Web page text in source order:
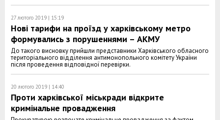
27 лютого 2019 | 15:19
Нові тарифи на проїзд у харківському метро
формувались з порушеннями – АКМУ
До такого висновку прийшли представники Харківського обласного
територіального відділення антимонопольного комітету України
після проведення відповідної перевірки.
20 лютого 2019 | 14:40
Проти харківської міськради відкрите
кримінальне провадження